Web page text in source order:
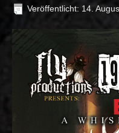
Veröffentlicht: 14.